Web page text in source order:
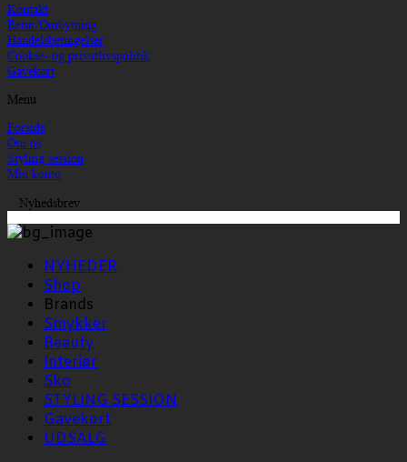
Kontakt
Retur/Ombytning
Handelsbetingelser
Cookie- og privatlivspolitik
Gavekort
Menu
Forside
Om os
Styling session
Min konto
Nyhedsbrev
NYHEDER
Shop
Brands
Smykker
Beauty
Interiør
Sko
STYLING SESSION
Gavekort
UDSALG